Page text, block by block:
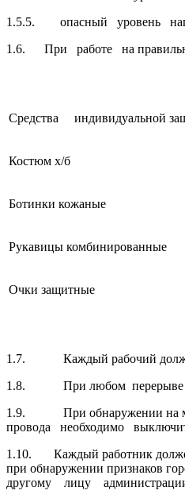
1.5.5. опасный уровень
1.6. При работе на
Средства индивидуальной
Костюм х/б
Ботинки кожаные
Рукавицы комбинированные
Очки защитные
1.7. Каждый рабочий должен
1.8. При любом перерыве в
1.9. При обнаружении на
провода необходимо
1.10. Каждый работник
при обнаружении признаков
другому лицу